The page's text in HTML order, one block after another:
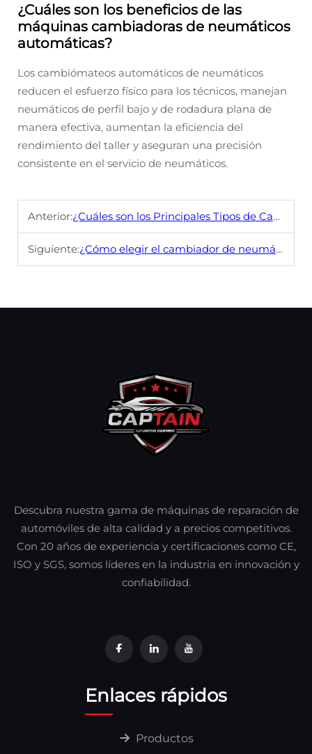
¿Cuáles son los beneficios de las
máquinas cambiadoras de neumáticos
automáticas?
Los cambiómateos automáticos de neumáticos
reducen el esfuerzo físico para los técnicos, manejan
neumáticos de perfil bajo y de rodadura plana de
manera efectiva, aumentan la eficiencia del
rendimiento del taller y aseguran una precisión
consistente en el servicio de neumáticos.
Anterior:¿Cuáles son los Principales Tipos de Cambiadores de Llantas Automáticos?
Siguiente:¿Cómo elegir el cambiador de neumáticos automático correcto para ti?
Descubra nuestra gama de máquinas de reparación de
automóviles de alta calidad y a precios competitivos.
Con 20 años de experiencia y certificaciones como CE,
ISO y SGS, somos líderes en la industria en innovación y
confiabilidad.
Enlaces rápidos
Productos